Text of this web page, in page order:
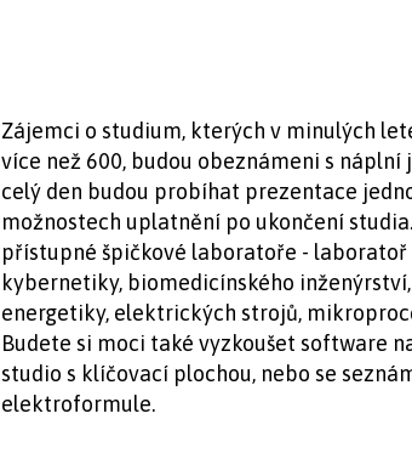
Zájemci o studium, kterých v minulých
více než 600, budou obeznámeni s
celý den budou probíhat prezentace
možnostech uplatnění po ukončení
přístupné špičkové laboratoře -
kybernetiky, biomedicínského
energetiky, elektrických strojů,
Budete si moci také vyzkoušet software
studio s klíčovací plochou, nebo se
elektroformule.